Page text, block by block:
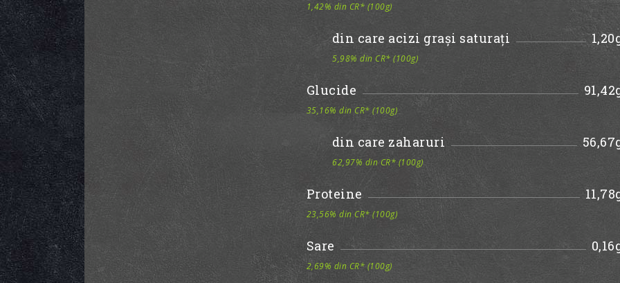
1,42% din CR* (100g)
din care acizi grași saturați
5,98% din CR* (100g)
Glucide
35,16% din CR* (100g)
din care zaharuri
62,97% din CR* (100g)
Proteine
23,56% din CR* (100g)
Sare
2,69% din CR* (100g)